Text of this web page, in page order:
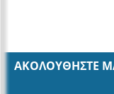
ΑΚΟΛΟΥΘΉΣΤΕ